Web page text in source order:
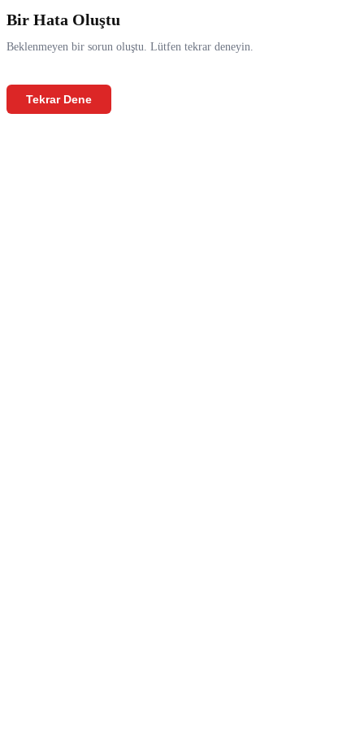
Bir Hata Oluştu
Beklenmeyen bir sorun oluştu. Lütfen tekrar deneyin.
Tekrar Dene